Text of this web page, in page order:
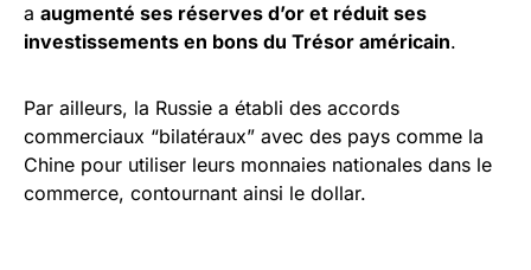
a augmenté ses réserves d’or et réduit ses
investissements en bons du Trésor américain.
Par ailleurs, la Russie a établi des accords
commerciaux “bilatéraux” avec des pays comme la
Chine pour utiliser leurs monnaies nationales dans le
commerce, contournant ainsi le dollar.